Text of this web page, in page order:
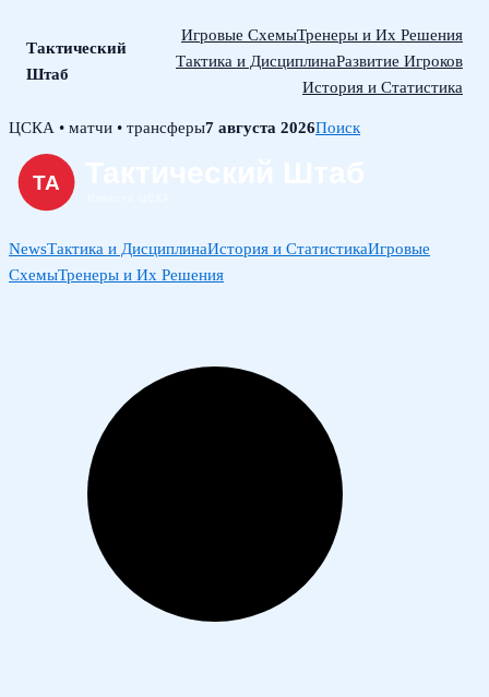
Тактический
Штаб
Игровые СхемыТренеры и Их Решения
Тактика и ДисциплинаРазвитие Игроков
История и Статистика
Skip
content
ЦСКА • матчи • трансферы7 августа 2026Поиск
NewsТактика и ДисциплинаИстория и СтатистикаИгровые
СхемыТренеры и Их Решения